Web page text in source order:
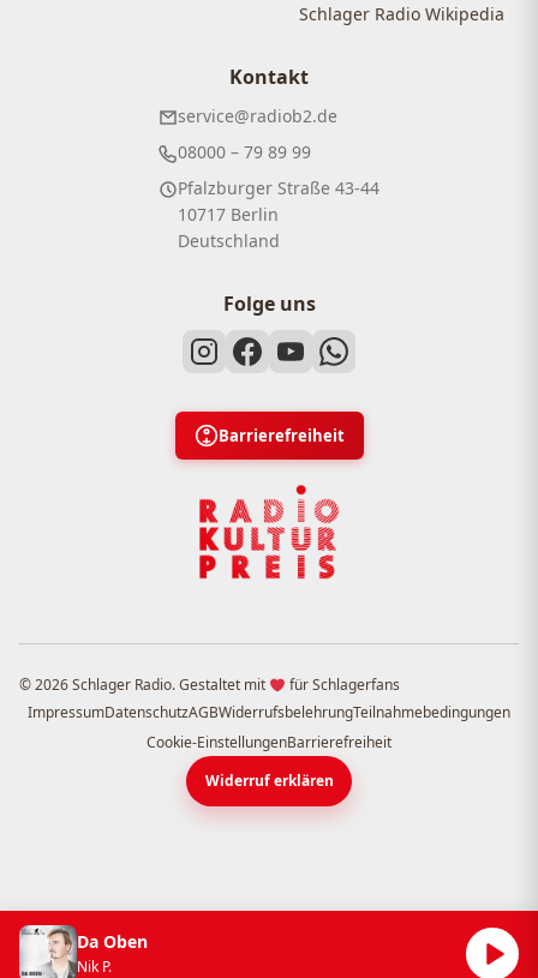
Schlager Radio Wikipedia
Kontakt
service@radiob2.de
08000 – 79 89 99
Pfalzburger Straße 43-44
10717 Berlin
Deutschland
Folge uns
Barrierefreiheit
© 2026 Schlager Radio. Gestaltet mit
für Schlagerfans
ImpressumDatenschutzAGBWiderrufsbelehrungTeilnahmebedingungen
Cookie-EinstellungenBarrierefreiheit
Widerruf erklären
Da Oben
Nik P.